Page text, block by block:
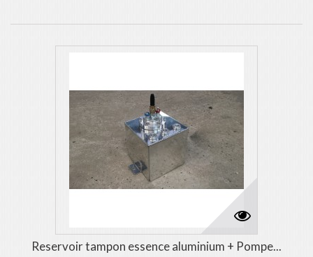
Reservoir tampon essence aluminium + Pompe...